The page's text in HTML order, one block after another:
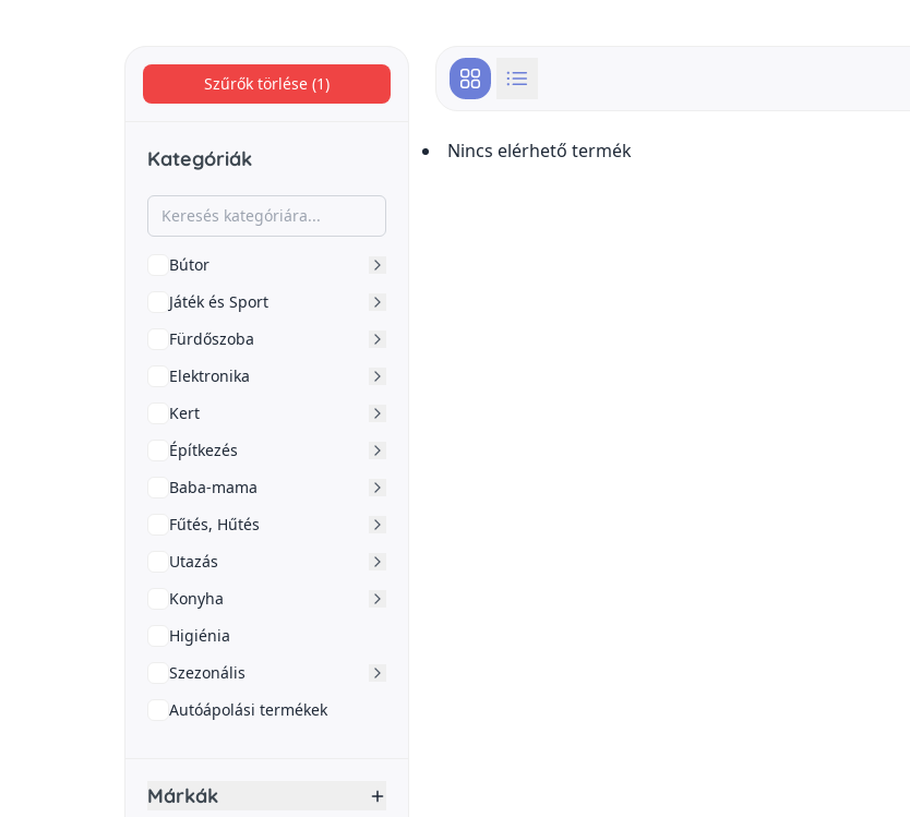
Szűrők törlése (1)
Kategóriák
Bútor
Játék és Sport
Fürdőszoba
Elektronika
Kert
Építkezés
Baba-mama
Fűtés, Hűtés
Utazás
Konyha
Higiénia
Szezonális
Autóápolási termékek
Márkák
Nincs elérhető termék